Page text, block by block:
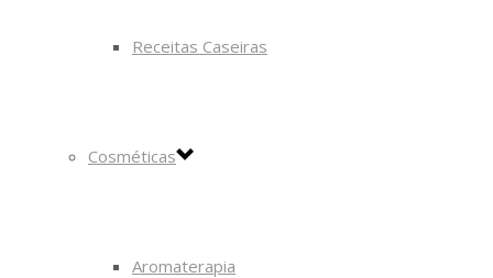
Receitas Caseiras
Cosméticas
Aromaterapia